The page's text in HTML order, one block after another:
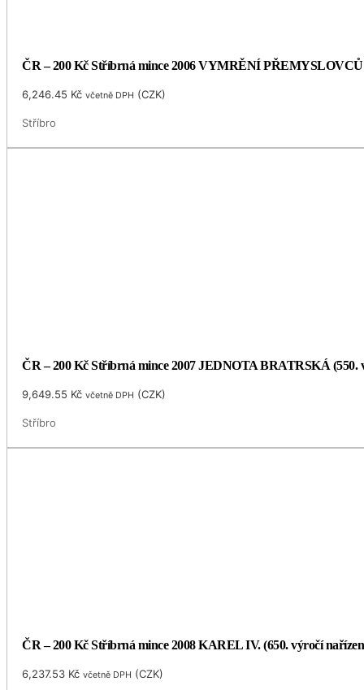
ČR – 200 Kč Stříbrná mince 2006 VYMRĚNÍ
6,246.45 Kč včetně DPH (CZK)
Stříbro
ČR – 200 Kč Stříbrná mince 2007 JEDNOTA BRATRSKÁ (550.
9,649.55 Kč včetně DPH (CZK)
Stříbro
ČR – 200 Kč Stříbrná mince 2008 KAREL IV. (650. výročí
6,237.53 Kč včetně DPH (CZK)